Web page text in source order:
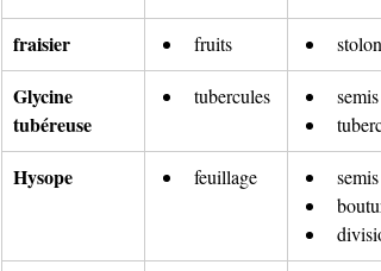
fraisier fruits stolon
Glycine
tubéreuse
tubercules
semis
Hysope feuillage
semis